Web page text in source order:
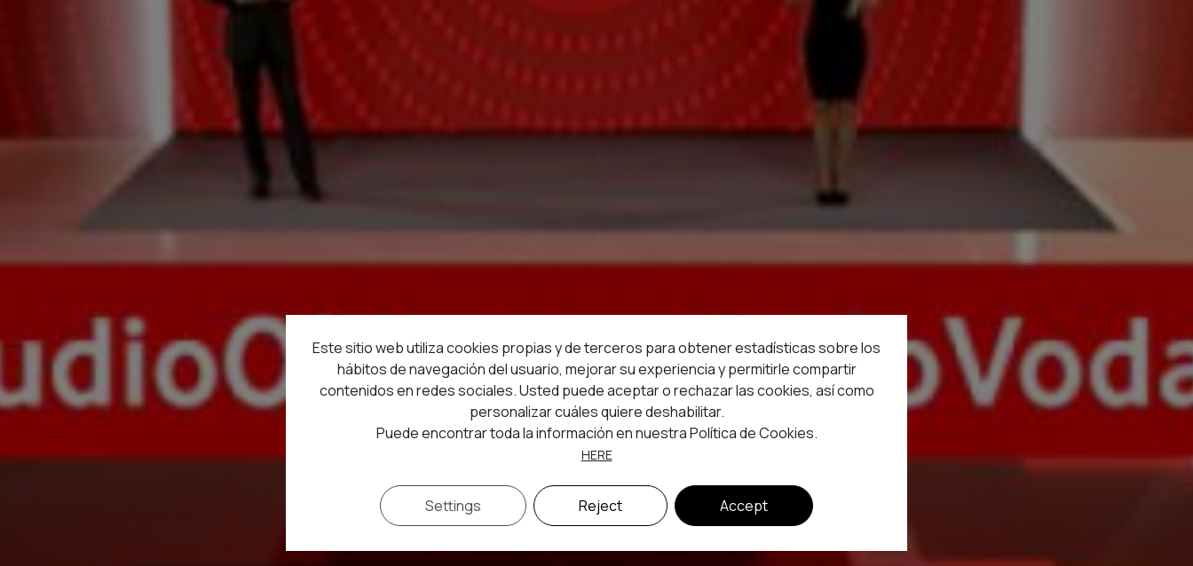
Este sitio web utiliza cookies propias y de terceros para obtener estadísticas sobre los
hábitos de navegación del usuario, mejorar su experiencia y permitirle compartir
contenidos en redes sociales. Usted puede aceptar o rechazar las cookies, así como
personalizar cuáles quiere deshabilitar.
Puede encontrar toda la información en nuestra Política de Cookies.
HERE
Accept
Reject
Settings